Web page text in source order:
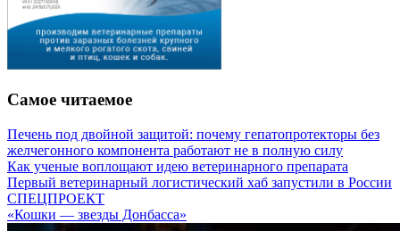
Самое читаемое
Печень под двойной защитой: почему гепатопротекторы без
желчегонного компонента работают не в полную силу
Как ученые воплощают идею ветеринарного препарата
Первый ветеринарный логистический хаб запустили в России
СПЕЦПРОЕКТ
«Кошки — звезды Донбасса»